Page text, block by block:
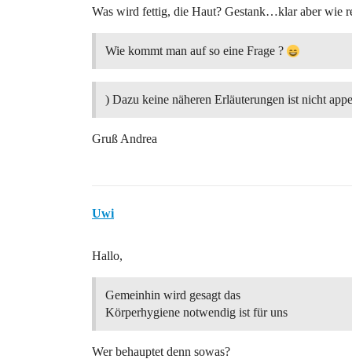
Was wird fettig, die Haut? Gestank…klar aber wie
Wie kommt man auf so eine Frage ?
) Dazu keine näheren Erläuterungen ist nicht
Gruß Andrea
Uwi
Hallo,
Gemeinhin wird gesagt das
Körperhygiene notwendig ist für uns
Wer behauptet denn sowas?